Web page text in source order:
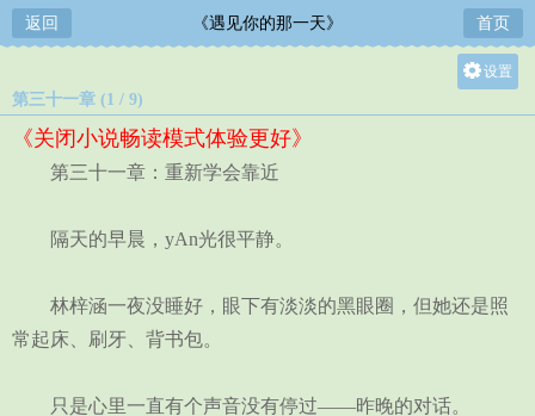
返回 《遇见你的那一天》 首页
设置
第三十一章 (1 / 9)
《关闭小说畅读模式体验更好》
第三十一章：重新学会靠近
隔天的早晨，yAn光很平静。
林梓涵一夜没睡好，眼下有淡淡的黑眼圈，但她还是照
常起床、刷牙、背书包。
只是心里一直有个声音没有停过——昨晚的对话。